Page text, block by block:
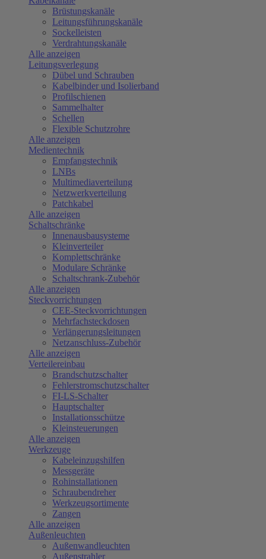
Brüstungskanäle
Leitungsführungskanäle
Sockelleisten
Verdrahtungskanäle
Alle anzeigen
Leitungsverlegung
Dübel und Schrauben
Kabelbinder und Isolierband
Profilschienen
Sammelhalter
Schellen
Flexible Schutzrohre
Alle anzeigen
Medientechnik
Empfangstechnik
LNBs
Multimediaverteilung
Netzwerkverteilung
Patchkabel
Alle anzeigen
Schaltschränke
Innenausbausysteme
Kleinverteiler
Komplettschränke
Modulare Schränke
Schaltschrank-Zubehör
Alle anzeigen
Steckvorrichtungen
CEE-Steckvorrichtungen
Mehrfachsteckdosen
Verlängerungsleitungen
Netzanschluss-Zubehör
Alle anzeigen
Verteilereinbau
Brandschutzschalter
Fehlerstromschutzschalter
FI-LS-Schalter
Hauptschalter
Installationsschütze
Kleinsteuerungen
Alle anzeigen
Werkzeuge
Kabeleinzugshilfen
Messgeräte
Rohinstallationen
Schraubendreher
Werkzeugsortimente
Zangen
Alle anzeigen
Außenleuchten
Außenwandleuchten
Außenstrahler